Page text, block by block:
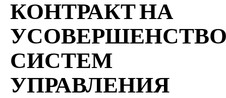
КОНТРАКТ НА
СИСТЕМ
УПРАВЛЕНИЯ